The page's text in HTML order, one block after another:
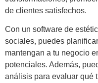
de clientes satisfechos.
Con un software de
sociales, puedes
mantengan a tu negocio
potenciales. Además,
análisis para evaluar qué